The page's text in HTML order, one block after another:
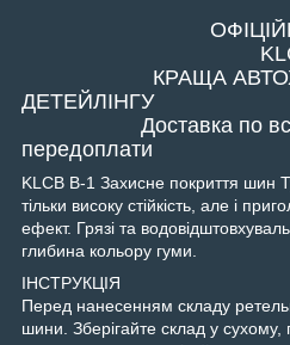
KLCB В
КРАЩА
ДЕТЕЙЛІНГУ
Доставка по всій
передоплати
KLCB В-1 Захисне покриття шин
тільки високу стійкість, але і
ефект. Грязі та
глибина кольору гуми.
ІНСТРУКЦІЯ
Перед нанесенням складу
шини. Зберігайте склад у сухому,